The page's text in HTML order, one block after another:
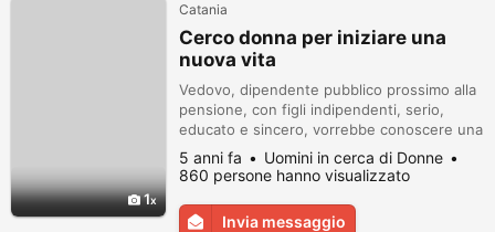
1
Catania
Cerco donna per iniziare una
nuova vita
Vedovo, dipendente pubblico prossimo alla
pensione, con figli indipendenti, serio,
educato e sincero, vorrebbe conoscere una
donna pari merito di 35/50 anni anche dei
paesi dell'Est disposta a intraprendere una
serie relazione per conoscerci ed eventuale
matrimonio. Rispondo anche con WhatsApp
5 anni fa
Uomini in cerca di Donne
860 persone hanno visualizzato
Invia messaggio